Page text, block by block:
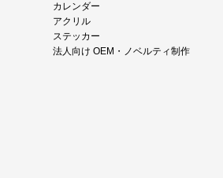
カレンダー
アクリル
ステッカー
法人向け OEM・ノベルティ制作